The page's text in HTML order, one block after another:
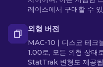
레이스에서 구매할 수
외형 버전
MAC-10 | 디스코 테크
1.00로, 모든 외형 상태
StatTrak 변형도 제공